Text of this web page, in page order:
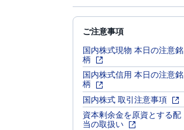
ご注意事項
国内株式現物 本日の注意銘
柄
国内株式信用 本日の注意銘
柄
国内株式 取引注意事項
資本剰余金を原資とする配
当の取扱い